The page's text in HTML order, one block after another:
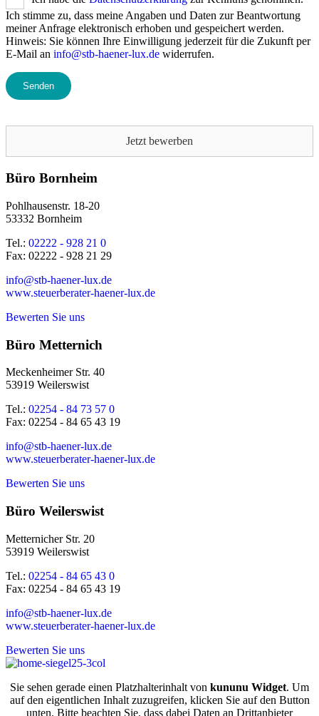
Ich stimme zu, dass meine Angaben und Daten zur Beantwortung
meiner Anfrage elektronisch erhoben und gespeichert werden.
Hinweis: Sie können Ihre Einwilligung jederzeit für die Zukunft per
E-Mail an info@stb-haener-lux.de widerrufen.
Bitte lasse dieses Feld leer.
Jetzt bewerben
Büro Bornheim
Pohlhausenstr. 18-20
53332 Bornheim
Tel.: 02222 - 928 21 0
Fax: 02222 - 928 21 29
info@stb-haener-lux.de
www.steuerberater-haener-lux.de
Bewerten Sie uns
Büro Metternich
Meckenheimer Str. 40
53919 Weilerswist
Tel.: 02254 - 84 73 57 0
Fax: 02254 - 84 65 43 19
info@stb-haener-lux.de
www.steuerberater-haener-lux.de
Bewerten Sie uns
Büro Weilerswist
Metternicher Str. 20
53919 Weilerswist
Tel.: 02254 - 84 65 43 0
Fax: 02254 - 84 65 43 19
info@stb-haener-lux.de
www.steuerberater-haener-lux.de
Bewerten Sie uns
Sie sehen gerade einen Platzhalterinhalt von kununu Widget. Um
auf den eigentlichen Inhalt zuzugreifen, klicken Sie auf den Button
unten. Bitte beachten Sie, dass dabei Daten an Drittanbieter